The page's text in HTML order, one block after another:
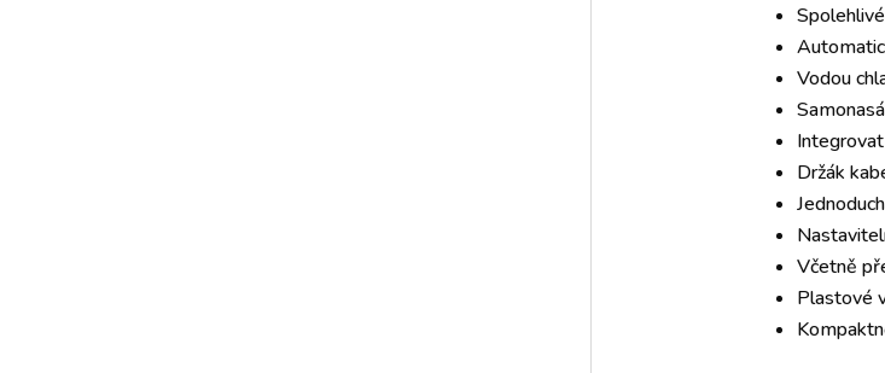
Vodou
Držák
Včetně
Plastové